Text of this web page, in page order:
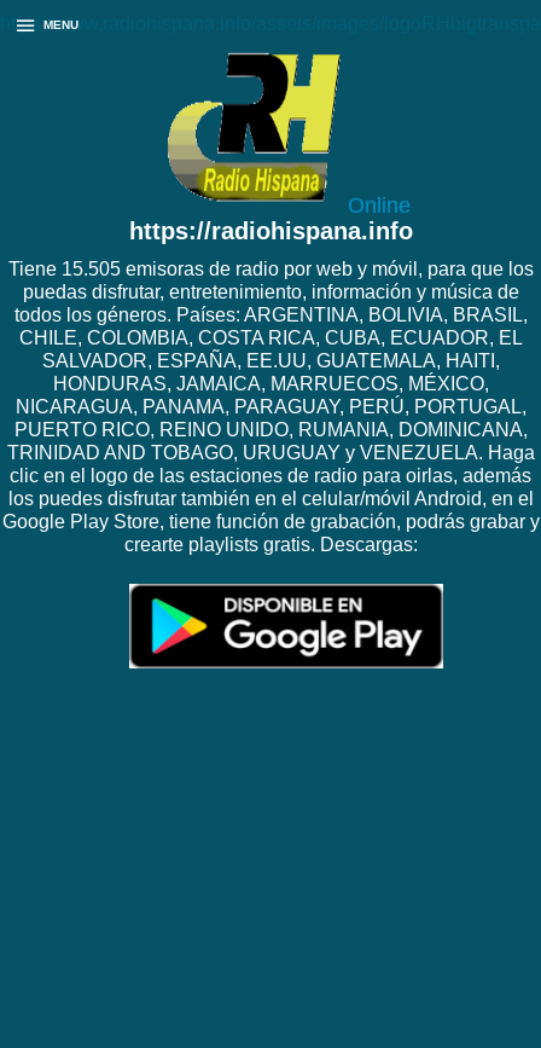
https://www.radiohispana.info/assets/images/
Online
https://radiohispana.info
Tiene 15.505 emisoras de radio por web y móvil, para que los
puedas disfrutar, entretenimiento, información y música de
todos los géneros. Países: ARGENTINA, BOLIVIA, BRASIL,
CHILE, COLOMBIA, COSTA RICA, CUBA, ECUADOR, EL
SALVADOR, ESPAÑA, EE.UU, GUATEMALA, HAITI,
HONDURAS, JAMAICA, MARRUECOS, MÉXICO,
NICARAGUA, PANAMA, PARAGUAY, PERÚ, PORTUGAL,
PUERTO RICO, REINO UNIDO, RUMANIA, DOMINICANA,
TRINIDAD AND TOBAGO, URUGUAY y VENEZUELA. Haga
clic en el logo de las estaciones de radio para oirlas, además
los puedes disfrutar también en el celular/móvil Android, en el
Google Play Store, tiene función de grabación, podrás grabar y
crearte playlists gratis. Descargas:
MENU